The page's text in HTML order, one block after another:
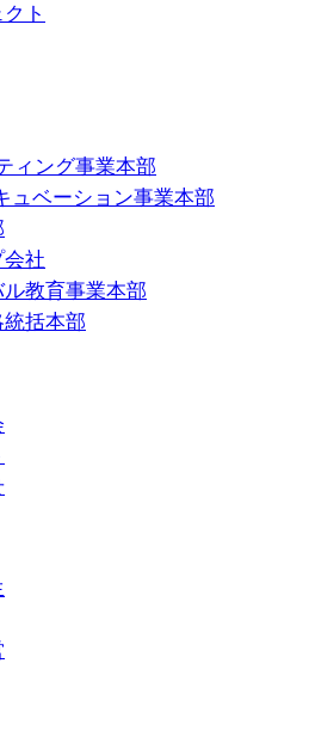
ト
ィング事業本部
ュベーション事業本部
会社
ル教育事業本部
統括本部